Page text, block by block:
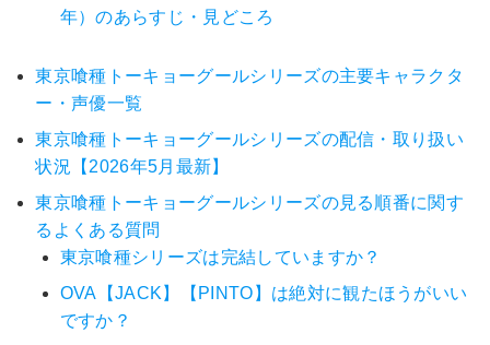
年）のあらすじ・見どころ
東京喰種トーキョーグールシリーズの主要キャラクタ
ー・声優一覧
東京喰種トーキョーグールシリーズの配信・取り扱い
状況【2026年5月最新】
東京喰種トーキョーグールシリーズの見る順番に関す
るよくある質問
東京喰種シリーズは完結していますか？
OVA【JACK】【PINTO】は絶対に観たほうがいい
ですか？